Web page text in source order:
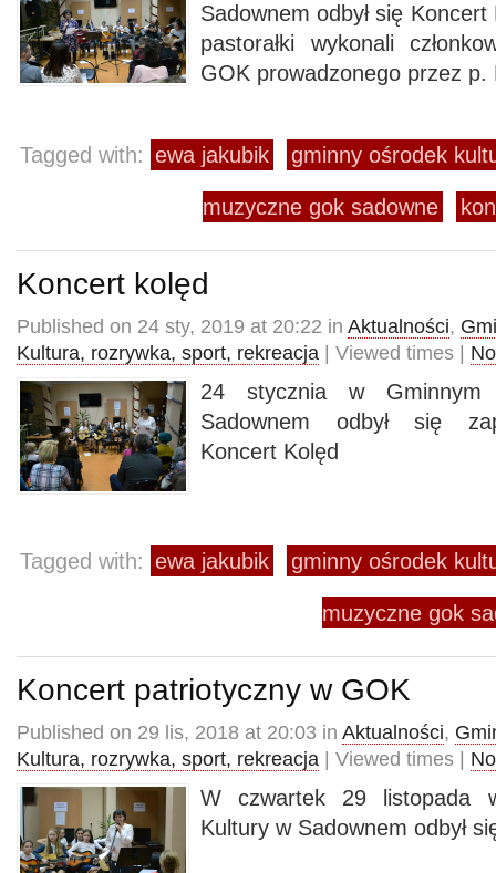
Sadownem odbył się
pastorałki wykonali
GOK prowadzonego przez p.
Tagged with: ewa jakubik gminny ośrodek
muzyczne gok sadowne
Koncert kolęd
Published on 24 sty, 2019 at 20:22 in Aktualności,
Kultura, rozrywka, sport, rekreacja | Viewed times |
24 stycznia w
Sadownem odbył się
Koncert Kolęd
Tagged with: ewa jakubik gminny ośrodek
muzyczne gok
Koncert patriotyczny w GOK
Published on 29 lis, 2018 at 20:03 in Aktualności,
Kultura, rozrywka, sport, rekreacja | Viewed times |
W czwartek 29 listopada
Kultury w Sadownem odbył